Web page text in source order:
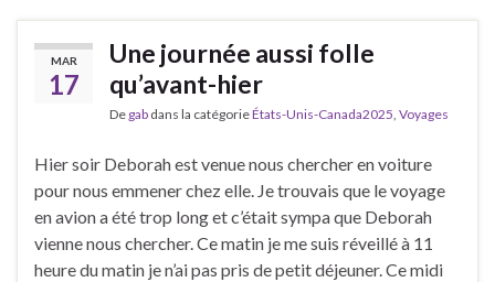
MAR
17
Une journée aussi folle
qu’avant-hier
De gab dans la catégorieÉtats-Unis-Canada2025, Voyages
Hier soir Deborah est venue nous chercher en voiture
pour nous emmener chez elle. Je trouvais que le voyage
en avion a été trop long et c’était sympa que Deborah
vienne nous chercher. Ce matin je me suis réveillé à 11
heure du matin je n’ai pas pris de petit déjeuner. Ce midi